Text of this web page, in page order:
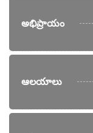
అభిప్రాయం
ఆలయాలు